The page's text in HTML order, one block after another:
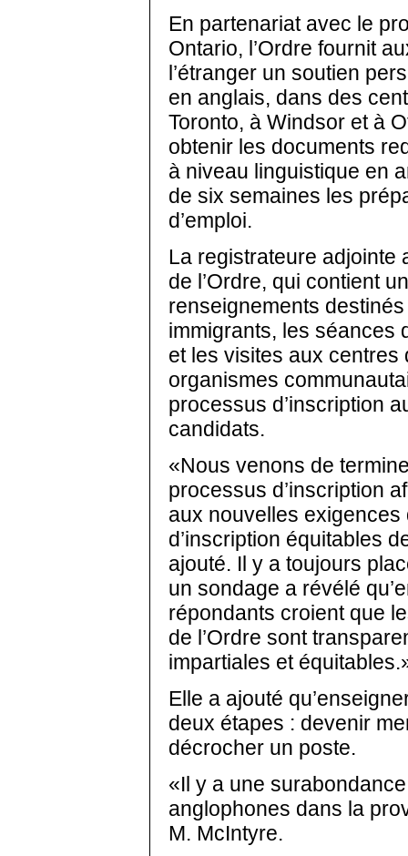
En partenariat avec le
Ontario, l’Ordre fournit
l’étranger un soutien
en anglais, dans des
Toronto, à Windsor et à
obtenir les documents
à niveau linguistique en
de six semaines les
d’emploi.
La registrateure adjointe
de l’Ordre, qui contient
renseignements
immigrants, les séances
et les visites aux centres
organismes
processus d’inscription
candidats.
«Nous venons de
processus d’inscription
aux nouvelles
d’inscription équitables
ajouté. Il y a toujours
un sondage a révélé
répondants croient que
de l’Ordre sont
impartiales et
Elle a ajouté
deux étapes : devenir
décrocher un poste.
«Il y a une
anglophones dans la
M. McIntyre.